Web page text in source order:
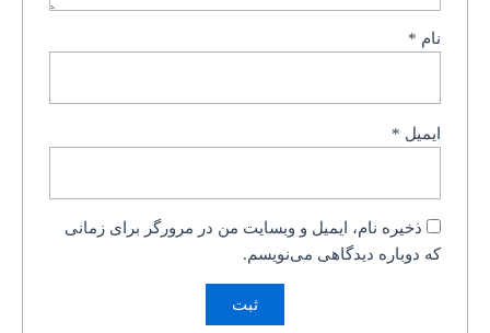
نام *
ایمیل *
ذخیره نام، ایمیل و وبسایت من در مرورگر برای زمانی
که دوباره دیدگاهی می‌نویسم.